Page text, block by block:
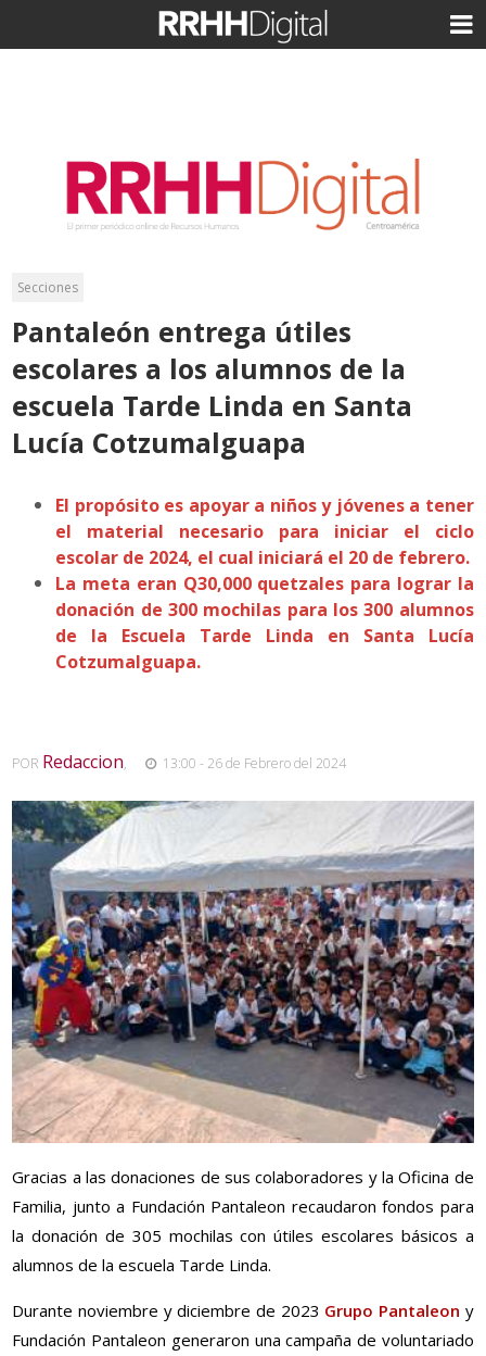
Secciones
Pantaleón entrega útiles
escolares a los alumnos de la
escuela Tarde Linda en Santa
Lucía Cotzumalguapa
El propósito es apoyar a niños y jóvenes a tener
el material necesario para iniciar el ciclo
escolar de 2024, el cual iniciará el 20 de febrero.
La meta eran Q30,000 quetzales para lograr la
donación de 300 mochilas para los 300 alumnos
de la Escuela Tarde Linda en Santa Lucía
Cotzumalguapa.
POR Redaccion, 13:00 - 26 de Febrero del 2024
Gracias a las donaciones de sus colaboradores y la Oficina de
Familia, junto a Fundación Pantaleon recaudaron fondos para
la donación de 305 mochilas con útiles escolares básicos a
alumnos de la escuela Tarde Linda.
Durante noviembre y diciembre de 2023 Grupo Pantaleon y
Fundación Pantaleon generaron una campaña de voluntariado